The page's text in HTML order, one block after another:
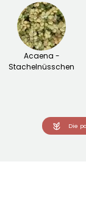
Acaena -
Stachelnüsschen
Die